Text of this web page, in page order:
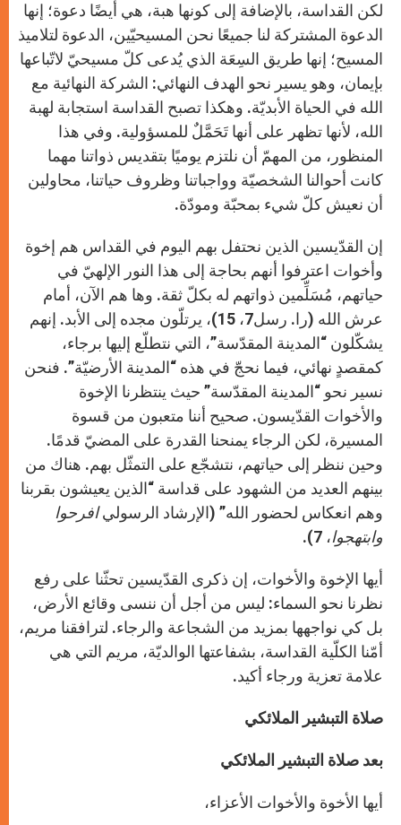
لكن القداسة، بالإضافة إلى كونها هبة، هي أيضًا دعوة؛ إنها
الدعوة المشتركة لنا جميعًا نحن المسيحيّين، الدعوة لتلاميذ
المسيح؛ إنها طريق السِعَة الذي يُدعى كلّ مسيحيّ لاتّباعها
بإيمان، وهو يسير نحو الهدف النهائي: الشركة النهائية مع
الله في الحياة الأبديّة. وهكذا تصبح القداسة استجابة لهبة
الله، لأنها تظهر على أنها تَحَمَّلٌ للمسؤولية. وفي هذا
المنظور، من المهمّ أن نلتزم يوميًا بتقديس ذواتنا مهما
كانت أحوالنا الشخصيّة وواجباتنا وظروف حياتنا، محاولين
أن نعيش كلّ شيء بمحبّة ومودّة.
إن القدّيسين الذين نحتفل بهم اليوم في القداس هم إخوة
وأخوات اعترفوا أنهم بحاجة إلى هذا النور الإلهيّ في
حياتهم، مُسَلِّمين ذواتهم له بكلّ ثقة. وها هم الآن، أمام
عرش الله (را. رسل7، 15)، يرتلّون مجده إلى الأبد. إنهم
يشكّلون “المدينة المقدّسة”، التي نتطلّع إليها برجاء،
كمقصدٍ نهائي، فيما نحجّ في هذه “المدينة الأرضيّة”. فنحن
نسير نحو “المدينة المقدّسة” حيث ينتظرنا الإخوة
والأخوات القدّيسون. صحيح أننا متعبون من قسوة
المسيرة، لكن الرجاء يمنحنا القدرة على المضيّ قدمًا.
وحين ننظر إلى حياتهم، نتشجّع على التمثّل بهم. هناك من
بينهم العديد من الشهود على قداسة “الذين يعيشون بقربنا
وهم انعكاس لحضور الله” (الإرشاد الرسوليافرحوا
وابتهجوا، 7).
أيها الإخوة والأخوات، إن ذكرى القدّيسين تحثّنا على رفع
نظرنا نحو السماء: ليس من أجل أن ننسى وقائع الأرض،
بل كي نواجهها بمزيد من الشجاعة والرجاء. لترافقنا مريم،
أمّنا الكلّية القداسة، بشفاعتها الوالديّة، مريم التي هي
علامة تعزية ورجاء أكيد.
صلاة التبشير الملائكي
بعد صلاة التبشير الملائكي
أيها الأخوة والأخوات الأعزاء،